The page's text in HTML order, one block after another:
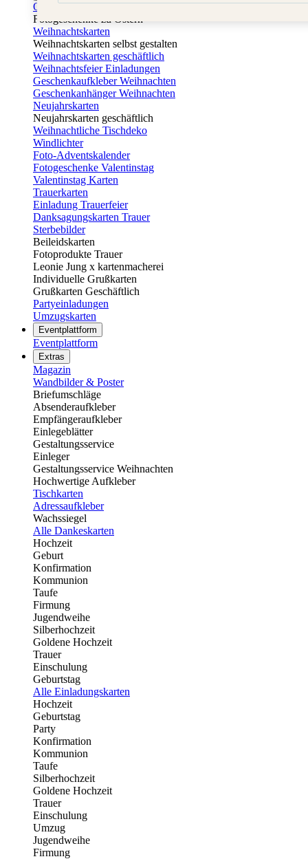
Osterkarten
Fotogeschenke zu Ostern
Weihnachtskarten
Weihnachtskarten selbst gestalten
Weihnachtskarten geschäftlich
Weihnachtsfeier Einladungen
Geschenkaufkleber Weihnachten
Geschenkanhänger Weihnachten
Neujahrskarten
Neujahrskarten geschäftlich
Weihnachtliche Tischdeko
Windlichter
Foto-Adventskalender
Fotogeschenke Valentinstag
Valentinstag Karten
Trauerkarten
Einladung Trauerfeier
Danksagungskarten Trauer
Sterbebilder
Beileidskarten
Fotoprodukte Trauer
Leonie Jung x kartenmacherei
Individuelle Grußkarten
Grußkarten Geschäftlich
Partyeinladungen
Umzugskarten
Eventplattform
Eventplattform
Extras
Magazin
Wandbilder & Poster
Briefumschläge
Absenderaufkleber
Empfängeraufkleber
Einlegeblätter
Gestaltungsservice
Einleger
Gestaltungsservice Weihnachten
Hochwertige Aufkleber
Tischkarten
Adressaufkleber
Wachssiegel
Alle Dankeskarten
Hochzeit
Geburt
Konfirmation
Kommunion
Taufe
Firmung
Jugendweihe
Silberhochzeit
Goldene Hochzeit
Trauer
Einschulung
Geburtstag
Alle Einladungskarten
Hochzeit
Geburtstag
Party
Konfirmation
Kommunion
Taufe
Silberhochzeit
Goldene Hochzeit
Trauer
Einschulung
Umzug
Jugendweihe
Firmung